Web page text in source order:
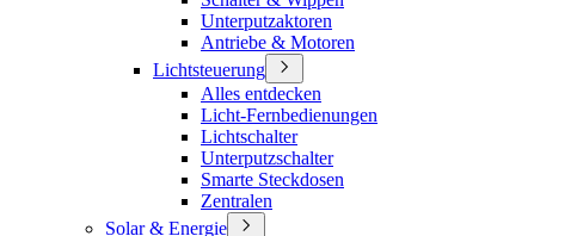
Unterputzaktoren
Antriebe & Motoren
Lichtsteuerung
Alles entdecken
Licht-Fernbedienungen
Lichtschalter
Unterputzschalter
Smarte Steckdosen
Zentralen
Solar & Energie